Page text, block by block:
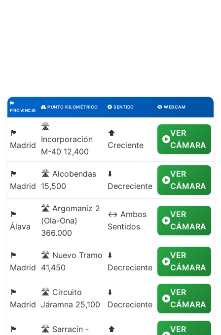
PROVINCIA
PUNTO KILOMÉTRICO SENTIDO WEBCAM
🏴
Madrid
🛣️
Incorporación
M-40 12,400
⬆️
Creciente
VER
CÁMARA
🏴
Madrid
🛣️ Alcobendas
15,500
⬇️
Decreciente
VER
CÁMARA
🏴
Álava
🛣️ Argomaniz 2
(Ola-Ona)
366.000
↔️ Ambos
Sentidos
VER
CÁMARA
🏴
Madrid
🛣️ Nuevo Tramo
41,450
⬇️
Decreciente
VER
CÁMARA
🏴
Madrid
🛣️ Circuito
Járamna 25,100
⬇️
Decreciente
VER
CÁMARA
🏴
🛣️ Sarracín -
⬆️
VER